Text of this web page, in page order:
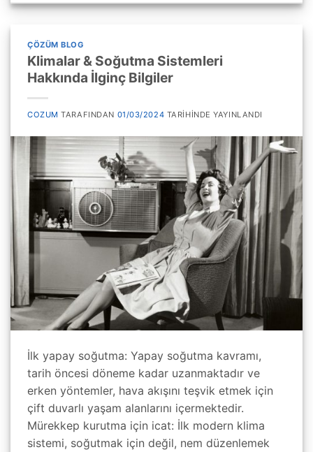
ÇÖZÜM BLOG
Klimalar & Soğutma Sistemleri
Hakkında İlginç Bilgiler
COZUM TARAFINDAN 01/03/2024 TARIHINDE YAYINLANDI
İlk yapay soğutma: Yapay soğutma kavramı,
tarih öncesi döneme kadar uzanmaktadır ve
erken yöntemler, hava akışını teşvik etmek için
çift duvarlı yaşam alanlarını içermektedir.
Mürekkep kurutma için icat: İlk modern klima
sistemi, soğutmak için değil, nem düzenlemek